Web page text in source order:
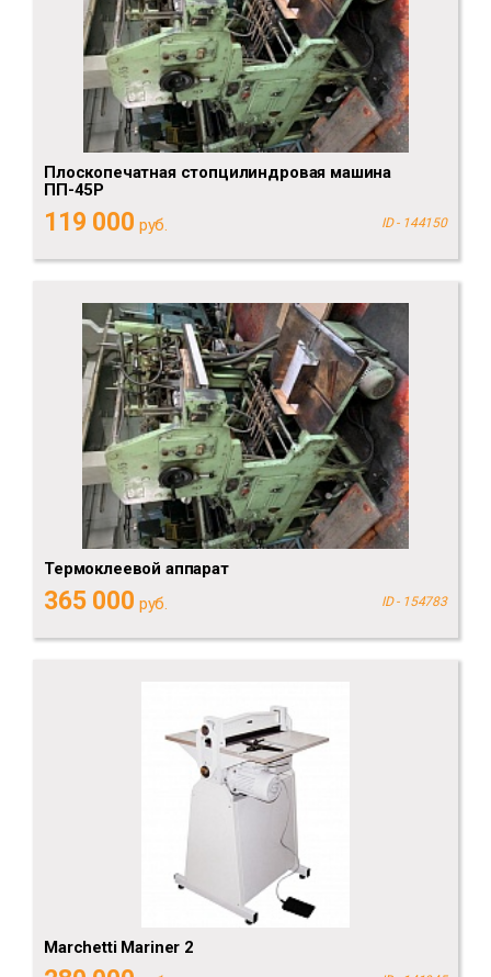
Плоскопечатная стопцилиндровая машина
ПП-45Р
119 000 руб. ID - 144150
Термоклеевой аппарат
365 000 руб. ID - 154783
Marchetti Mariner 2